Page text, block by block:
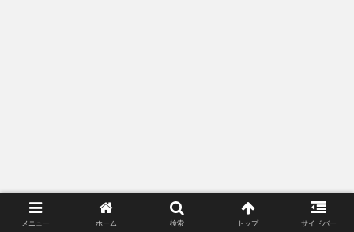
メニュー ホーム 検索 トップ サイドバー